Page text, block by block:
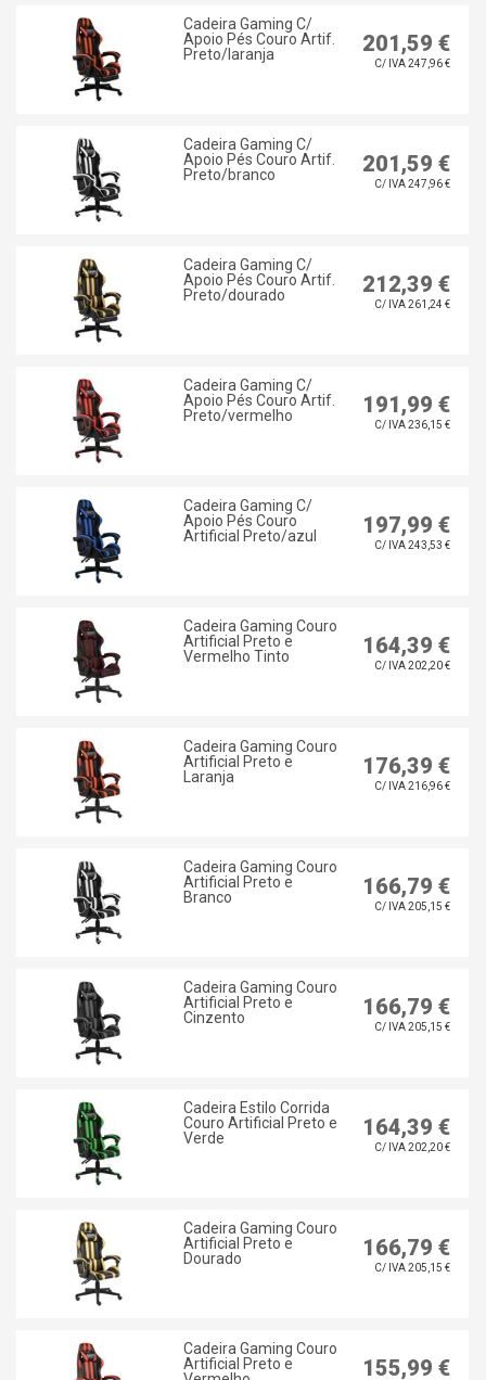
Cadeira Gaming C/
Apoio Pés Couro Artif.
Preto/laranja
201,59 €
C/ IVA 247,96 €
Cadeira Gaming C/
Apoio Pés Couro Artif.
Preto/branco
201,59 €
C/ IVA 247,96 €
Cadeira Gaming C/
Apoio Pés Couro Artif.
Preto/dourado
212,39 €
C/ IVA 261,24 €
Cadeira Gaming C/
Apoio Pés Couro Artif.
Preto/vermelho
191,99 €
C/ IVA 236,15 €
Cadeira Gaming C/
Apoio Pés Couro
Artificial Preto/azul
197,99 €
C/ IVA 243,53 €
Cadeira Gaming Couro
Artificial Preto e
Vermelho Tinto
164,39 €
C/ IVA 202,20 €
Cadeira Gaming Couro
Artificial Preto e
Laranja
176,39 €
C/ IVA 216,96 €
Cadeira Gaming Couro
Artificial Preto e
Branco
166,79 €
C/ IVA 205,15 €
Cadeira Gaming Couro
Artificial Preto e
Cinzento
166,79 €
C/ IVA 205,15 €
Cadeira Estilo Corrida
Couro Artificial Preto e
Verde
164,39 €
C/ IVA 202,20 €
Cadeira Gaming Couro
Artificial Preto e
Dourado
166,79 €
C/ IVA 205,15 €
Cadeira Gaming Couro
Artificial Preto e
155,99 €